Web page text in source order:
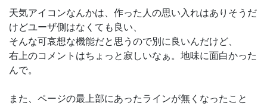
天気アイコンなんかは、作った人の思い入れはありそうだ
けどユーザ側はなくても良い、
そんな可哀想な機能だと思うので別に良いんだけど、
右上のコメントはちょっと寂しいなぁ。地味に面白かった
んで。
また、ページの最上部にあったラインが無くなったこと